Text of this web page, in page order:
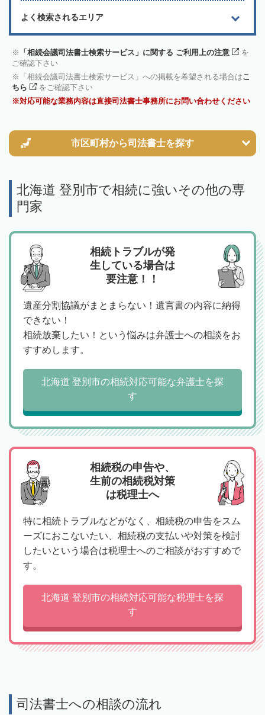
よく検索されるエリア
「相続会議司法書士検索サービス」に関する ご利用上の注意
を
ご確認下さい
「相続会議司法書士検索サービス」への掲載を希望される場合はこ
ちら
をご確認下さい
対応可能な業務内容は直接司法書士事務所にお問い合わせください
市区町村から司法書士を探す
北海道 登別市で相続に強いその他の専
門家
相続トラブルが発
生している場合は
要注意！！
遺産分割協議がまとまらない！遺言書の内容に納得
できない！
相続放棄したい！という悩みは弁護士への相談をお
すすめします。
北海道 登別市の相続対応可能な弁護士を探
す
相続税の申告や、
生前の相続税対策
は税理士へ
特に相続トラブルなどがなく、相続税の申告をスム
ーズにおこないたい、相続税の支払いや対策を検討
したいという場合は税理士へのご相談がおすすめで
す。
北海道 登別市の相続対応可能な税理士を探
す
司法書士への相談の流れ